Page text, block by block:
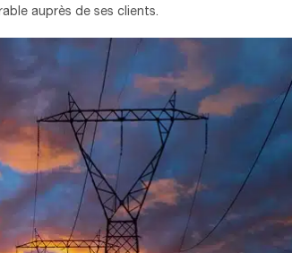
auprès de ses clients.